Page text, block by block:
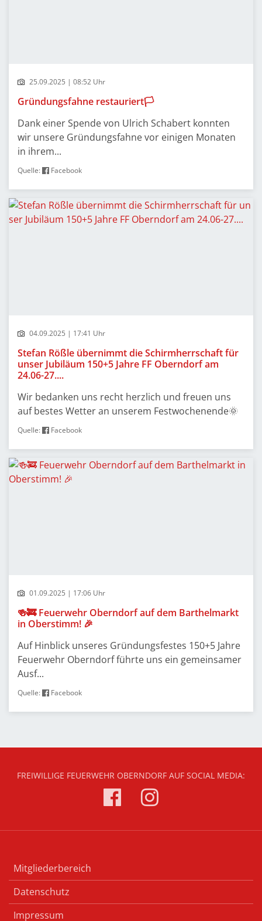
25.09.2025 | 08:52 Uhr
Gründungsfahne restauriert🏳️
Dank einer Spende von Ulrich Schabert konnten
wir unsere Gründungsfahne vor einigen Monaten
in ihrem...
Quelle: Facebook
04.09.2025 | 17:41 Uhr
Stefan Rößle übernimmt die Schirmherrschaft für
unser Jubiläum 150+5 Jahre FF Oberndorf am
24.06-27....
Wir bedanken uns recht herzlich und freuen uns
auf bestes Wetter an unserem Festwochenende🌞
Quelle: Facebook
01.09.2025 | 17:06 Uhr
🍻🚒 Feuerwehr Oberndorf auf dem Barthelmarkt
in Oberstimm! 🎉
Auf Hinblick unseres Gründungsfestes 150+5 Jahre
Feuerwehr Oberndorf führte uns ein gemeinsamer
Ausf...
Quelle: Facebook
FREIWILLIGE FEUERWEHR OBERNDORF AUF SOCIAL MEDIA:
Mitgliederbereich
Datenschutz
Impressum